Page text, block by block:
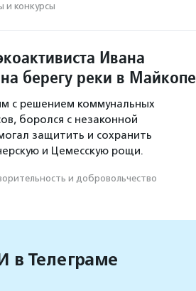
и конкурсы
Ивана
берегу реки в Майкопе
с решением коммунальных
боролся с незаконной
защитить и сохранить
и Цемесскую рощи.
и доброволь­чест­во
в Телеграме